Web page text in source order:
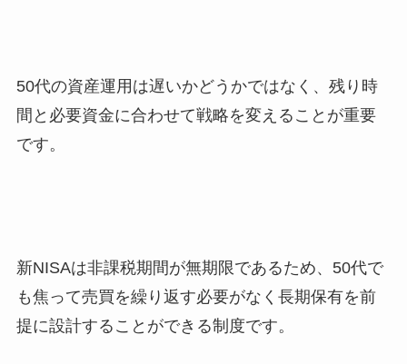
50代の資産運用は遅いかどうかではなく、残り時
間と必要資金に合わせて戦略を変えることが重要
です。
新NISAは非課税期間が無期限であるため、50代で
も焦って売買を繰り返す必要がなく長期保有を前
提に設計することができる制度です。